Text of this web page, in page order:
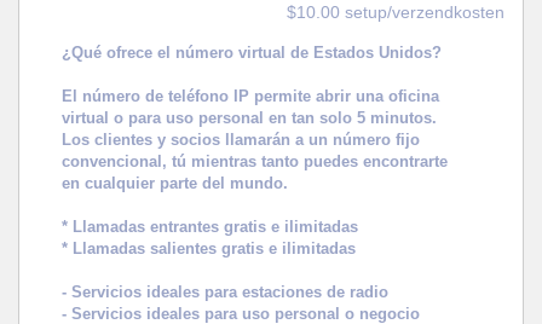
$10.00 setup/verzendkosten
¿Qué ofrece el número virtual de Estados Unidos?
El número de teléfono IP permite abrir una oficina
virtual o para uso personal en tan solo 5 minutos.
Los clientes y socios llamarán a un número fijo
convencional, tú mientras tanto puedes encontrarte
en cualquier parte del mundo.
* Llamadas entrantes gratis e ilimitadas
* Llamadas salientes gratis e ilimitadas
- Servicios ideales para estaciones de radio
- Servicios ideales para uso personal o negocio